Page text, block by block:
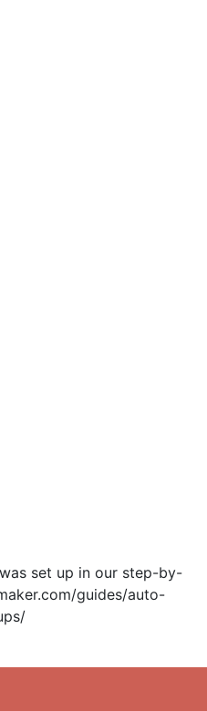
set up in our step-by-
guides/auto-